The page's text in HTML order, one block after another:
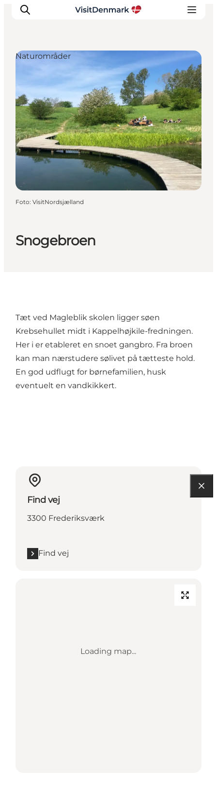
Inspiration
Destinationer
Oplevelser
Overnatning
Planlæg ferien
Snogebroen
Naturområder
Foto: VisitNordsjælland
Tæt ved Magleblik skolen ligger søen
Krebsehullet midt i Kappelhøjkile-fredningen.
Her i er etableret en snoet gangbro. Fra broen
kan man nærstudere sølivet på tætteste hold.
En god udflugt for børnefamilien, husk
eventuelt en vandkikkert.
Find vej
3300 Frederiksværk
Find vej
Loading map...